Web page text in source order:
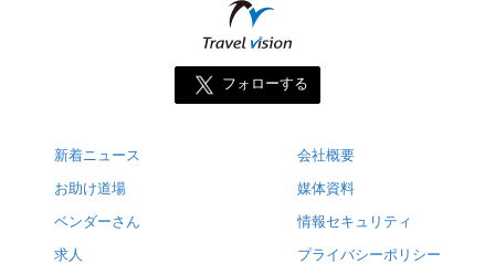
フォローする
新着ニュース
お助け道場
ベンダーさん
求人
会社概要
媒体資料
情報セキュリティ
プライバシーポリシー